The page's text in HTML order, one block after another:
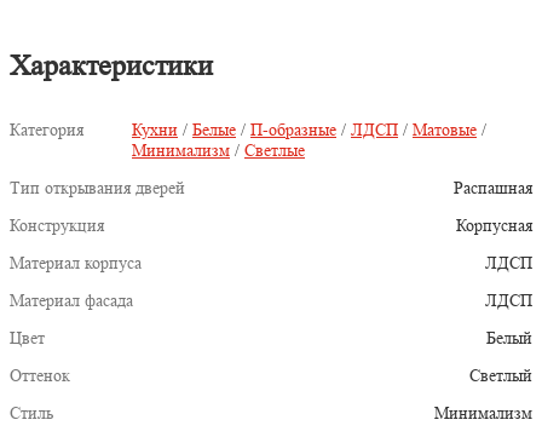
Характеристики
Категория Кухни / Белые / П-образные / ЛДСП / Матовые /
Минимализм / Светлые
Тип открывания дверей
Распашная
Конструкция
Корпусная
Материал корпуса
ЛДСП
Материал фасада
ЛДСП
Цвет
Белый
Оттенок
Светлый
Стиль
Минимализм